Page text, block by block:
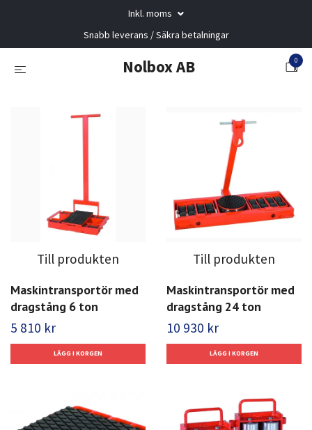
Inkl. moms
Snabb leverans / Säkra betalningar
Nolbox AB 0
Till produkten
Maskintransportör med
dragstång 6 ton
5 810 kr
Till produkten
Maskintransportör med
dragstång 24 ton
10 930 kr